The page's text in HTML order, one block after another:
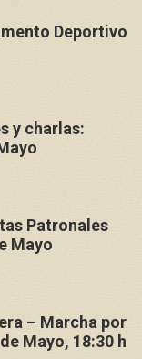
Deportivo
y charlas:
Patronales
Mayo
– Marcha por
Mayo, 18:30 h